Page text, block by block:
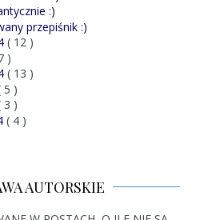
:)
przepiśnik :)
( 12 )
)
( 13 )
5 )
3 )
( 4 )
AUTORSKIE